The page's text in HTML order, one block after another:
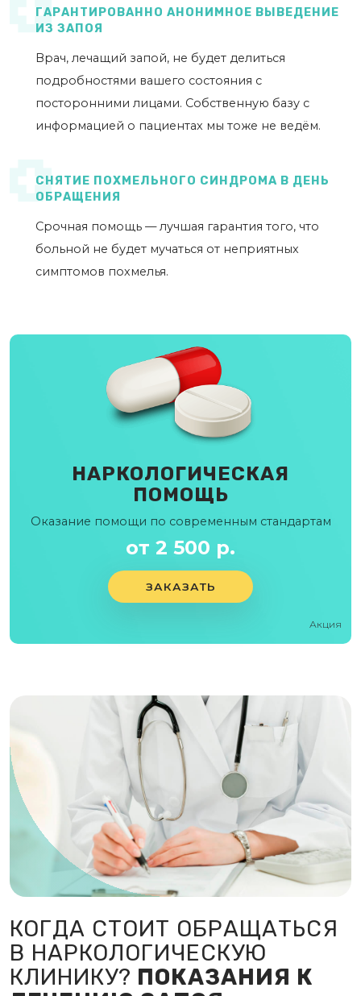
ГАРАНТИРОВАННО АНОНИМНОЕ ВЫВЕДЕНИЕ
ИЗ ЗАПОЯ
Врач, лечащий запой, не будет делиться
подробностями вашего состояния с
посторонними лицами. Собственную базу с
информацией о пациентах мы тоже не ведём.
СНЯТИЕ ПОХМЕЛЬНОГО СИНДРОМА В ДЕНЬ
ОБРАЩЕНИЯ
Срочная помощь — лучшая гарантия того, что
больной не будет мучаться от неприятных
симптомов похмелья.
НАРКОЛОГИЧЕСКАЯ
ПОМОЩЬ
Оказание помощи по современным стандартам
от 2 500 р.
ЗАКАЗАТЬ
Акция
КОГДА СТОИТ ОБРАЩАТЬСЯ
В НАРКОЛОГИЧЕСКУЮ
КЛИНИКУ? ПОКАЗАНИЯ К